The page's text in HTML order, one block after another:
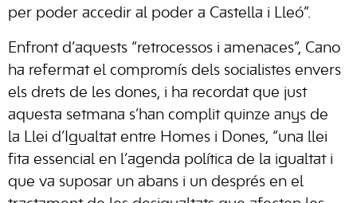
per poder accedir al poder a Castella i Lleó”.
Enfront d’aquests “retrocessos i amenaces”, Cano
ha refermat el compromís dels socialistes envers
els drets de les dones, i ha recordat que just
aquesta setmana s’han complit quinze anys de
la Llei d’Igualtat entre Homes i Dones, “una llei
fita essencial en l’agenda política de la igualtat i
que va suposar un abans i un després en el